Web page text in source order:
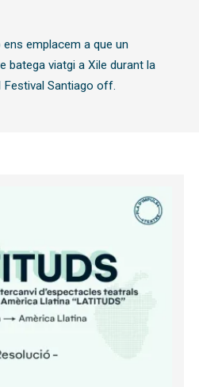
ens emplacem a que un
batega viatgi a Xile durant la
Santiago off.